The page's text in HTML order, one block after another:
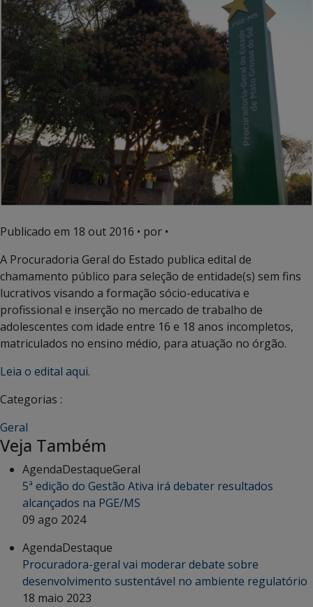
Publicado em 18 out 2016 • por •
A Procuradoria Geral do Estado publica edital de
chamamento público para seleção de entidade(s) sem fins
lucrativos visando a formação sócio-educativa e
profissional e inserção no mercado de trabalho de
adolescentes com idade entre 16 e 18 anos incompletos,
matriculados no ensino médio, para atuação no órgão.
Leia o edital aqui.
Categorias :
Geral
Veja Também
AgendaDestaqueGeral
5ª edição do Gestão Ativa irá debater resultados
alcançados na PGE/MS
09 ago 2024
AgendaDestaque
Procuradora-geral vai moderar debate sobre
desenvolvimento sustentável no ambiente regulatório
18 maio 2023